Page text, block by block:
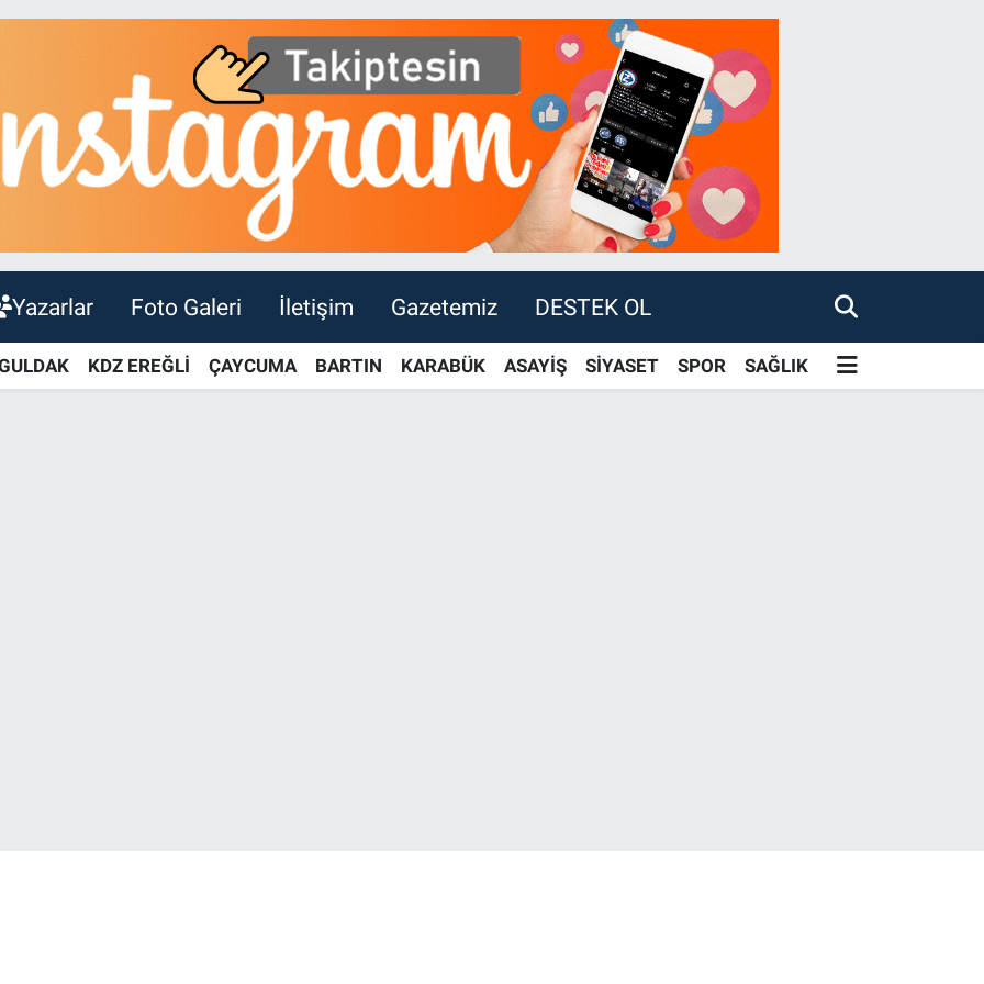
Yazarlar Foto Galeri İletişim Gazetemiz DESTEK OL
KDZ EREĞLİ ÇAYCUMA BARTIN KARABÜK ASAYİŞ SİYASET SPOR SAĞLIK